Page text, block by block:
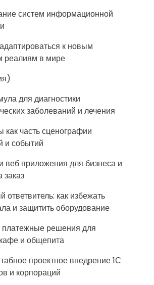
систем информационной
к новым
реалиям в мире
для диагностики
заболеваний и лечения
как часть сценографии
и событий
веб приложения для бизнеса и
заказ
ответвитель: как избежать
и защитить оборудование
решения для
и общепита
проектное внедрение 1С
и корпораций